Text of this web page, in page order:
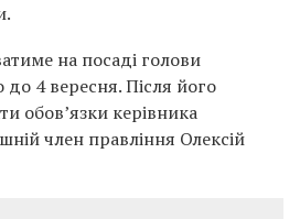
на посаді голови
4 вересня. Після його
обов’язки керівника
член правління Олексій